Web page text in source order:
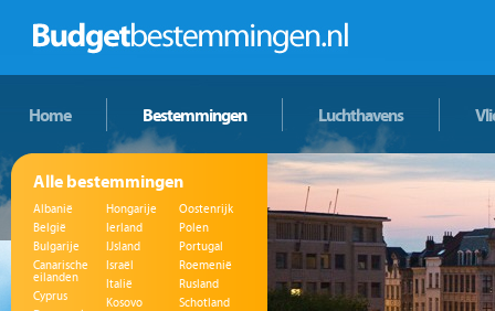
Home Bestemmingen Luchthavens
Alle bestemmingen
Albanië
België
Bulgarije
Canarische
eilanden
Cyprus
Hongarije
Ierland
IJsland
Israël
Italië
Kosovo
Oostenrijk
Polen
Portugal
Roemenië
Rusland
Schotland